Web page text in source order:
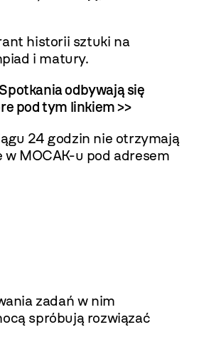
historii sztuki na
i matury.
odbywają się
pod tym linkiem >>
24 godzin nie otrzymają
MOCAK-u pod adresem
zadań w nim
spróbują rozwiązać